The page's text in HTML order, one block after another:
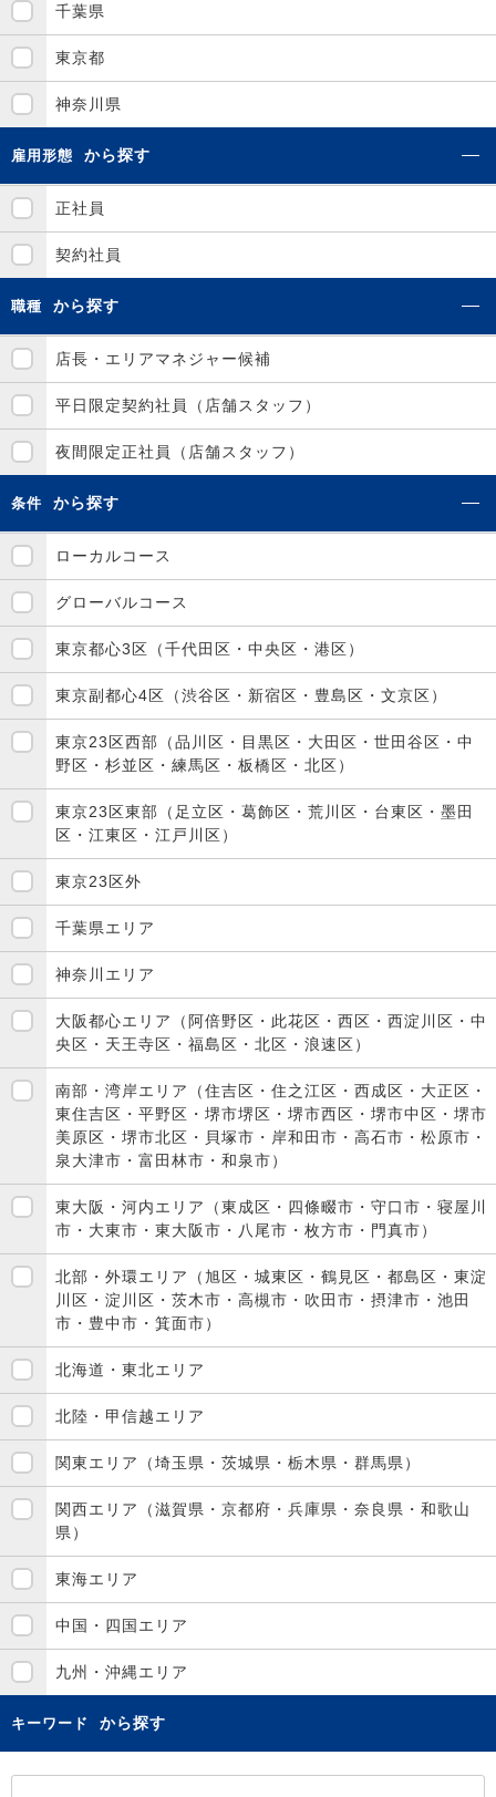
千葉県
東京都
神奈川県
雇用形態 から探す
正社員
契約社員
職種 から探す
店長・エリアマネジャー候補
平日限定契約社員（店舗スタッフ）
夜間限定正社員（店舗スタッフ）
条件 から探す
ローカルコース
グローバルコース
東京都心3区（千代田区・中央区・港区）
東京副都心4区（渋谷区・新宿区・豊島区・文京区）
東京23区西部（品川区・目黒区・大田区・世田谷区・中
野区・杉並区・練馬区・板橋区・北区）
東京23区東部（足立区・葛飾区・荒川区・台東区・墨田
区・江東区・江戸川区）
東京23区外
千葉県エリア
神奈川エリア
大阪都心エリア（阿倍野区・此花区・西区・西淀川区・中
央区・天王寺区・福島区・北区・浪速区）
南部・湾岸エリア（住吉区・住之江区・西成区・大正区・
東住吉区・平野区・堺市堺区・堺市西区・堺市中区・堺市
美原区・堺市北区・貝塚市・岸和田市・高石市・松原市・
泉大津市・富田林市・和泉市）
東大阪・河内エリア（東成区・四條畷市・守口市・寝屋川
市・大東市・東大阪市・八尾市・枚方市・門真市）
北部・外環エリア（旭区・城東区・鶴見区・都島区・東淀
川区・淀川区・茨木市・高槻市・吹田市・摂津市・池田
市・豊中市・箕面市）
北海道・東北エリア
北陸・甲信越エリア
関東エリア（埼玉県・茨城県・栃木県・群馬県）
関西エリア（滋賀県・京都府・兵庫県・奈良県・和歌山
県）
東海エリア
中国・四国エリア
九州・沖縄エリア
キーワード から探す